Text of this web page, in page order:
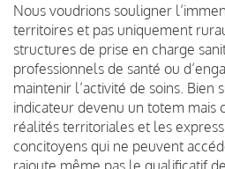
Nous voudrions souligner
territoires et pas uniquement
structures de prise en charge
professionnels de santé ou
maintenir l’activité de soins. Bien
indicateur devenu un totem mais
réalités territoriales et les
concitoyens qui ne peuvent
rajoute même pas le qualificatif